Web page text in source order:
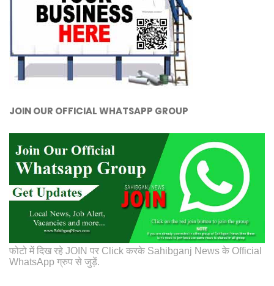
JOIN OUR OFFICIAL WHATSAPP GROUP
फोटो में दिख रहे JOIN पर Click करके Sahibganj News के Official
WhatsApp ग्रुप से जुड़ें.